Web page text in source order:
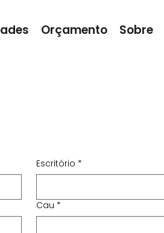
Orçamento Sobre
Escritório *
Cau *